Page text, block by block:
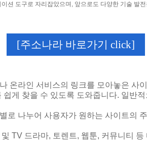
션 도구로 자리잡았으며, 앞으로도 다양한 기술 발
[주소나라 바로가기 click]
온라인 서비스의 링크를 모아놓은 사
게 찾을 수 있도록 도와줍니다. 일반
로 나누어 사용자가 원하는 사이트의
TV 드라마, 토렌트, 웹툰, 커뮤니티